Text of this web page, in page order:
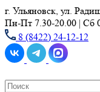
г. Ульяновск, ул.
Пн-Пт 7.30-20.00 | Сб
8 (8422) 24-12-12